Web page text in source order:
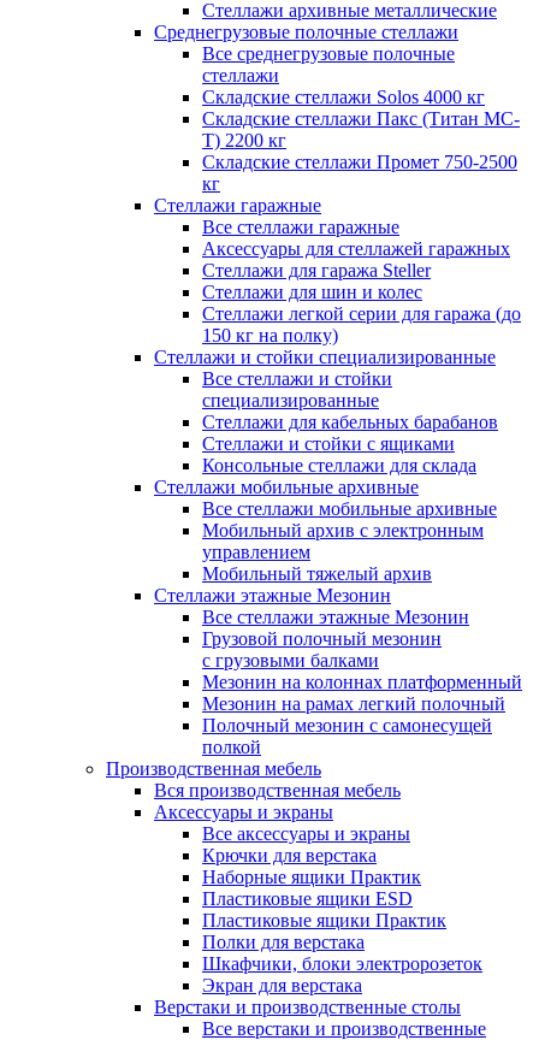
Стеллажи архивные металлические
Среднегрузовые полочные стеллажи
Все среднегрузовые полочные
стеллажи
Складские стеллажи Solos 4000 кг
Складские стеллажи Пакс (Титан МС-
Т) 2200 кг
Складские стеллажи Промет 750-2500
кг
Стеллажи гаражные
Все стеллажи гаражные
Аксессуары для стеллажей гаражных
Стеллажи для гаража Steller
Стеллажи для шин и колес
Стеллажи легкой серии для гаража (до
150 кг на полку)
Стеллажи и стойки специализированные
Все стеллажи и стойки
специализированные
Стеллажи для кабельных барабанов
Стеллажи и стойки с ящиками
Консольные стеллажи для склада
Стеллажи мобильные архивные
Все стеллажи мобильные архивные
Мобильный архив с электронным
управлением
Мобильный тяжелый архив
Стеллажи этажные Мезонин
Все стеллажи этажные Мезонин
Грузовой полочный мезонин
с грузовыми балками
Мезонин на колоннах платформенный
Мезонин на рамах легкий полочный
Полочный мезонин с самонесущей
полкой
Производственная мебель
Вся производственная мебель
Аксессуары и экраны
Все аксессуары и экраны
Крючки для верстака
Наборные ящики Практик
Пластиковые ящики ESD
Пластиковые ящики Практик
Полки для верстака
Шкафчики, блоки электророзеток
Экран для верстака
Верстаки и производственные столы
Все верстаки и производственные